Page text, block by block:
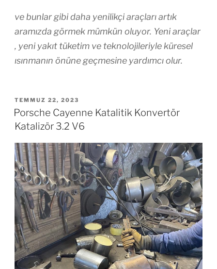
ve bunlar gibi daha yenilikçi araçları artık
aramızda görmek mümkün oluyor. Yeni araçlar
, yeni yakıt tüketim ve teknolojileriyle küresel
ısınmanın önüne geçmesine yardımcı olur.
YAYIM
TARIHI
TEMMUZ 22, 2023
Porsche Cayenne Katalitik Konvertör
Katalizör 3.2 V6